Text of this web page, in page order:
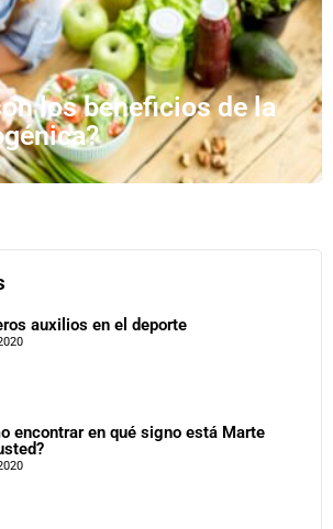
los beneficios de la
auxilios en el deporte
encontrar en qué signo está Marte